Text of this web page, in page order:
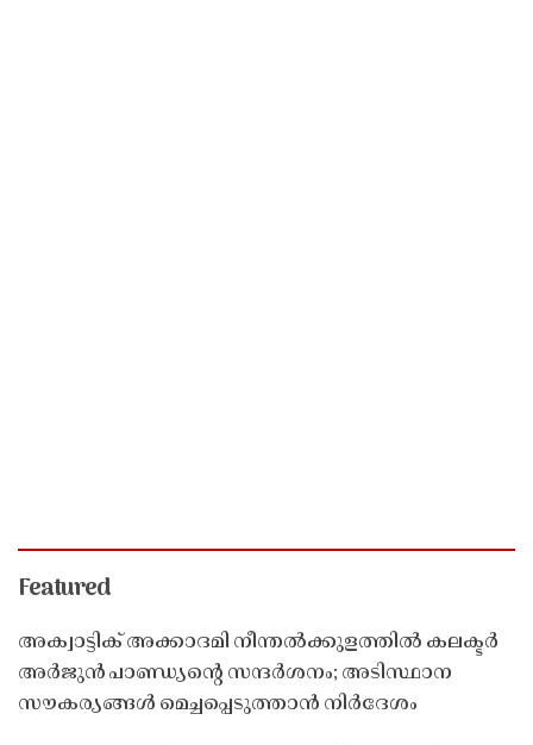
Featured
അക്വാട്ടിക് അക്കാദമി നീന്തൽക്കുളത്തിൽ കലക്ടർ
അർജുൻ പാണ്ഡ്യൻ്റെ സന്ദർശനം; അടിസ്ഥാന
സൗകര്യങ്ങൾ മെച്ചപ്പെടുത്താൻ നിർദേശം